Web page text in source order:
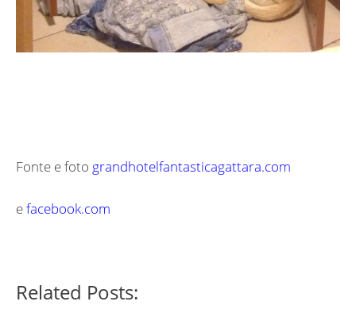
Fonte e foto grandhotelfantasticagattara.com
efacebook.com
Related Posts: